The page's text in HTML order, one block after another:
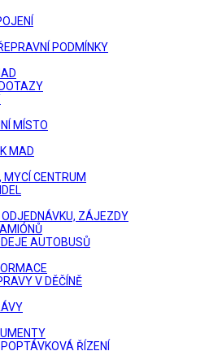
PODMÍNKY
MÍSTO
MAD
MYCÍ CENTRUM
ZÁJEZDY
AUTOBUSŮ
V DĚČÍNĚ
ŘÍZENÍ